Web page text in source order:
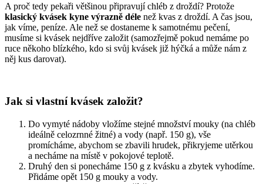
A proč tedy pekaři většinou připravují chléb z droždí? Protože
klasický kvásek kyne výrazně déle než kvas z droždí. A čas jsou,
jak víme, peníze. Ale než se dostaneme k samotnému pečení,
musíme si kvásek nejdříve založit (samozřejmě pokud nemáme po
ruce někoho blízkého, kdo si svůj kvásek již hýčká a může nám z
něj kus darovat).
Jak si vlastní kvásek založit?
Do vymyté nádoby vložíme stejné množství mouky (na chléb
ideálně celozrnné žitné) a vody (např. 150 g), vše
promícháme, abychom se zbavili hrudek, přikryjeme utěrkou
a necháme na místě v pokojové teplotě.
Druhý den si ponecháme 150 g z kvásku a zbytek vyhodíme.
Přidáme opět 150 g mouky a vody.